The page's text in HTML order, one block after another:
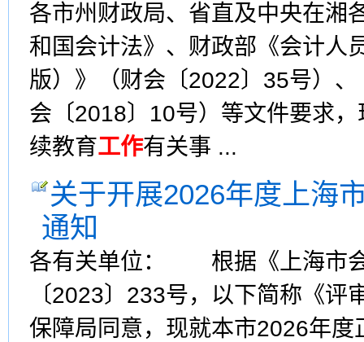
各市州财政局、省直及中央在湘
和国会计法》、财政部《会计人
版）》（财会〔2022〕35号）
会〔2018〕10号）等文件要求
续教育工作有关事 ...
关于开展2026年度上海
通知
各有关单位： 根据《上海市会
〔2023〕233号，以下简称《
保障局同意，现就本市2026年